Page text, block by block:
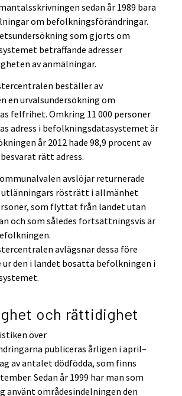
sedan år 1989 bara
om befolkningsförändringar.
som gjorts om
beträffande adresser
av anmälningar.
beställer av
en urvalsundersökning om
felfrihet. Omkring 11 000 personer
adress i befolkningsdatasystemet är
år 2012 hade 98,9 procent av
rätt adress.
avslöjar returnerade
rösträtt i allmänhet
som flyttat från landet utan
och som således fortsättningsvis är
avlägsnar dessa före
ur den i landet bosatta befolkningen i
och rättidighet
över
publiceras årligen i april–
av antalet dödfödda, som finns
Sedan år 1999 har man som
använt områdesindelningen den